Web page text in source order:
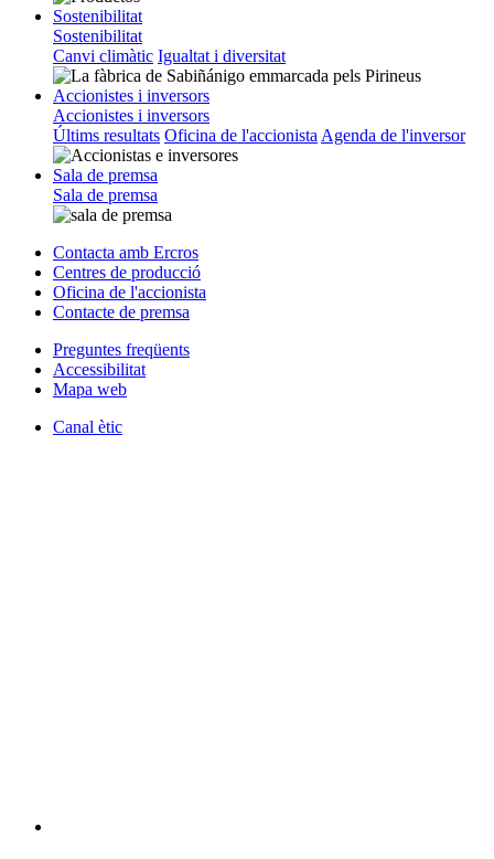
Sostenibilitat
Sostenibilitat
Canvi climàtic Igualtat i diversitat
Accionistes i inversors
Accionistes i inversors
Últims resultats Oficina de l'accionista Agenda de l'inversor
Sala de premsa
Sala de premsa
Contacta amb Ercros
Centres de producció
Oficina de l'accionista
Contacte de premsa
Preguntes freqüents
Accessibilitat
Mapa web
Canal ètic